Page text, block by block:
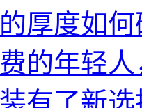
厚度如
的年轻